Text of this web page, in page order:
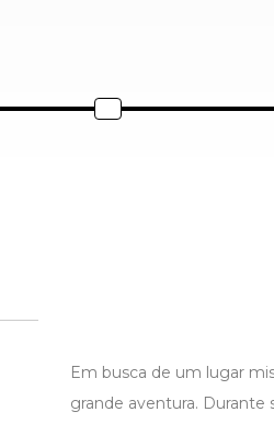
Em busca de um lugar
grande aventura. Durante